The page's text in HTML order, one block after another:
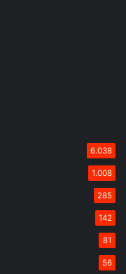
6.038
1.008
285
142
81
56